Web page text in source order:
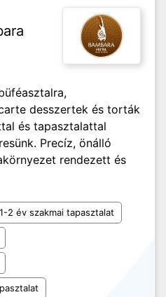
desszertek és torták
és tapasztalattal
Precíz, önálló
rendezett és
1-2 év szakmai tapasztalat